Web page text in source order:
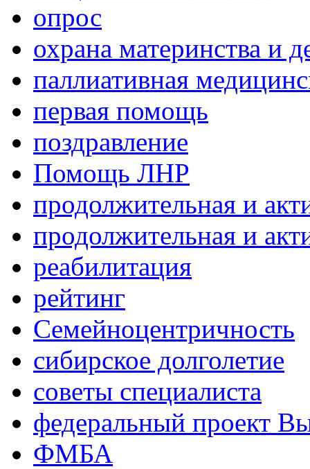
опрос
охрана материнства и
паллиативная
первая помощь
поздравление
Помощь ЛНР
продолжительная и
продолжительная и
реабилитация
рейтинг
Семейноцентричность
сибирское долголетие
советы специалиста
федеральный проект
ФМБА